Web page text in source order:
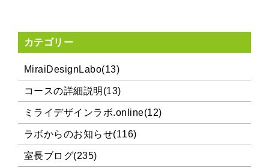
カテゴリー
MiraiDesignLabo(13)
コースの詳細説明(13)
ミライデザインラボ.online(12)
ラボからのお知らせ(116)
室長ブログ(235)